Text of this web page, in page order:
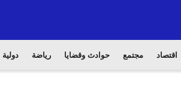
اقتصاد مجتمع حوادث وقضايا رياضة دولية